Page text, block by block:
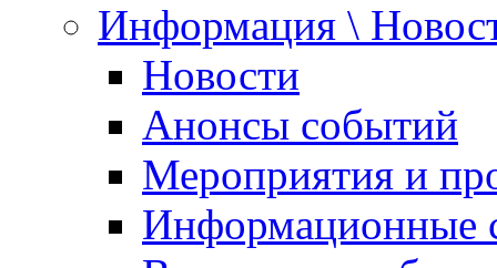
Информация \
Новости
Анонсы событий
Мероприятия и
Информационные